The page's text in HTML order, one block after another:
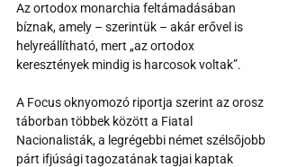
Az ortodox monarchia feltámadásában
bíznak, amely – szerintük – akár erővel is
helyreállítható, mert „az ortodox
keresztények mindig is harcosok voltak”.
A Focus oknyomozó riportja szerint az orosz
táborban többek között a Fiatal
Nacionalisták, a legrégebbi német szélsőjobb
párt ifjúsági tagozatának tagjai kaptak